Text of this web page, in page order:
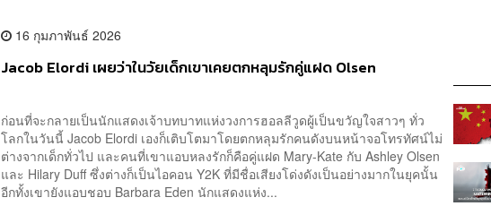
16 กุมภาพันธ์ 2026
Jacob Elordi เผยว่าในวัยเด็กเขาเคยตกหลุมรักคู่แฝด Olsen
ก่อนที่จะกลายเป็นนักแสดงเจ้าบทบาทแห่งวงการฮอลลีวูดผู้เป็นขวัญใจสาวๆ ทั่ว
โลกในวันนี้ Jacob Elordi เองก็เติบโตมาโดยตกหลุมรักคนดังบนหน้าจอโทรทัศน์ไม่
ต่างจากเด็กทั่วไป และคนที่เขาแอบหลงรักก็คือคู่แฝด Mary-Kate กับ Ashley Olsen
และ Hilary Duff ซึ่งต่างก็เป็นไอคอน Y2K ที่มีชื่อเสียงโด่งดังเป็นอย่างมากในยุคนั้น
อีกทั้งเขายังแอบชอบ Barbara Eden นักแสดงแห่ง...